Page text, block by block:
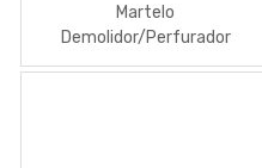
Martelo
Demolidor/Perfurador